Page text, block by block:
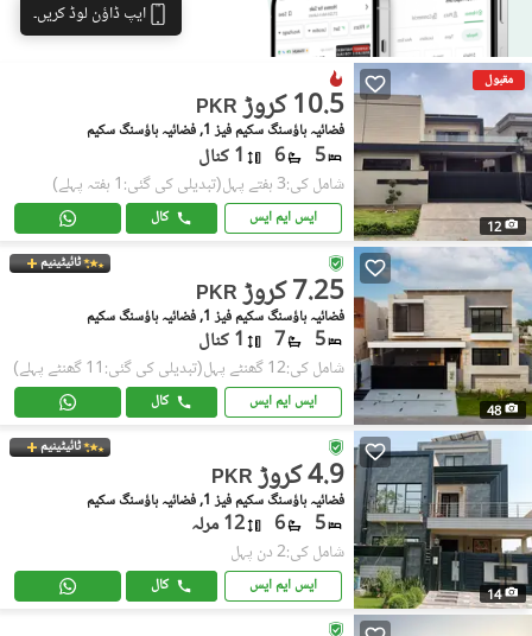
ایپ ڈاؤن لوڈ کریں۔
مقبول
12
PKR 10.5 کروڑ
فضائیہ ہاؤسنگ سکیم فیز 1, فضائیہ ہاؤسنگ سکیم
5
6 1 کنال
شامل کی:3 ہفتے پہل (تبدیلی کی گئی:1 ہفتہ پہلے)
ایس ایم ایس کال
48
ٹائیٹینیم
PKR 7.25 کروڑ
فضائیہ ہاؤسنگ سکیم فیز 1, فضائیہ ہاؤسنگ سکیم
5
7 1 کنال
شامل کی:12 گھنٹے پہل (تبدیلی کی گئی:11 گھنٹے پہلے)
ایس ایم ایس کال
14
ٹائیٹینیم
PKR 4.9 کروڑ
فضائیہ ہاؤسنگ سکیم فیز 1, فضائیہ ہاؤسنگ سکیم
5
6 12 مرلہ
شامل کی:2 دن پہل
ایس ایم ایس کال